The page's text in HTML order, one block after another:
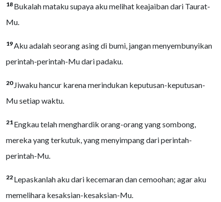
18 Bukalah mataku supaya aku melihat keajaiban dari Taurat-
Mu.
19Aku adalah seorang asing di bumi, jangan menyembunyikan
perintah-perintah-Mu dari padaku.
20 Jiwaku hancur karena merindukan keputusan-keputusan-
Mu setiap waktu.
21 Engkau telah menghardik orang-orang yang sombong,
mereka yang terkutuk, yang menyimpang dari perintah-
perintah-Mu.
22 Lepaskanlah aku dari kecemaran dan cemoohan; agar aku
memelihara kesaksian-kesaksian-Mu.